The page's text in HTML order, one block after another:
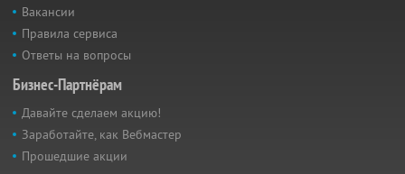
Вакансии
Правила сервиса
Ответы на вопросы
Бизнес-Партнёрам
Давайте сделаем акцию!
Заработайте, как Вебмастер
Прошедшие акции